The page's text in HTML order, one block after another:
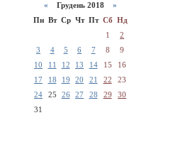
« Грудень 2018 »
Пн Вт Ср Чт Пт Сб Нд
1
2
3
4 5 6 7 8
9
10
11 12 13 14 15
16
17
18 19 20 21 22
23
24
25 26 27 28 29
30
31